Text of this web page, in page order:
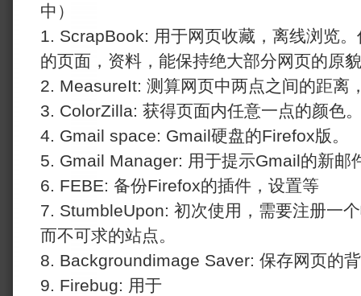
中）
1. ScrapBook: 用于网页收藏，离线浏览
的页面，资料，能保持绝大部分网页的原
2. MeasureIt: 测算网页中两点之间的距离
3. ColorZilla: 获得页面内任意一点的颜色
4. Gmail space: Gmail硬盘的Firefox版。
5. Gmail Manager: 用于提示Gmail的新邮
6. FEBE: 备份Firefox的插件，设置等
7. StumbleUpon: 初次使用，需要注册一
而不可求的站点。
8. Backgroundimage Saver: 保存网页的
9. Firebug: 用于